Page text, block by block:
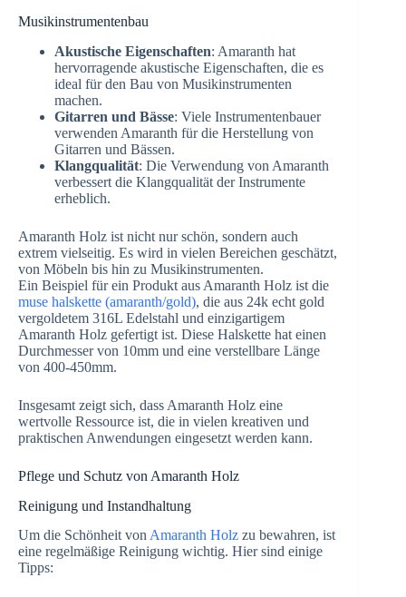
Musikinstrumentenbau
Akustische Eigenschaften: Amaranth hat
hervorragende akustische Eigenschaften, die es
ideal für den Bau von Musikinstrumenten
machen.
Gitarren und Bässe: Viele Instrumentenbauer
verwenden Amaranth für die Herstellung von
Gitarren und Bässen.
Klangqualität: Die Verwendung von Amaranth
verbessert die Klangqualität der Instrumente
erheblich.
Amaranth Holz ist nicht nur schön, sondern auch
extrem vielseitig. Es wird in vielen Bereichen geschätzt,
von Möbeln bis hin zu Musikinstrumenten.
Ein Beispiel für ein Produkt aus Amaranth Holz ist die
muse halskette (amaranth/gold), die aus 24k echt gold
vergoldetem 316L Edelstahl und einzigartigem
Amaranth Holz gefertigt ist. Diese Halskette hat einen
Durchmesser von 10mm und eine verstellbare Länge
von 400-450mm.
Insgesamt zeigt sich, dass Amaranth Holz eine
wertvolle Ressource ist, die in vielen kreativen und
praktischen Anwendungen eingesetzt werden kann.
Pflege und Schutz von Amaranth Holz
Reinigung und Instandhaltung
Um die Schönheit vonAmaranth Holz zu bewahren, ist
eine regelmäßige Reinigung wichtig. Hier sind einige
Tipps: